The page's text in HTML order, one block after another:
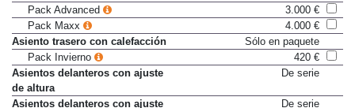
Pack Plus
1.000 €
Pack Advanced
3.000 €
Pack Maxx
4.000 €
Asiento trasero con calefacción
Sólo en paquete
Pack Invierno
420 €
Asientos delanteros con ajuste
de altura